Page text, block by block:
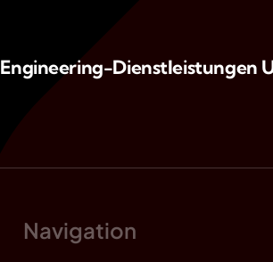
Engineering-Dienstleistungen
Navigation